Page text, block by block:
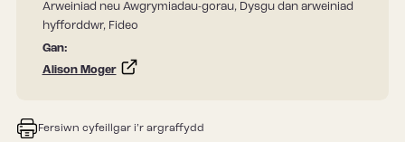
Arweiniad neu Awgrymiadau-gorau, Dysgu dan arweiniad
hyfforddwr, Fideo
Gan:
Alison Moger
Fersiwn cyfeillgar i’r argraffydd